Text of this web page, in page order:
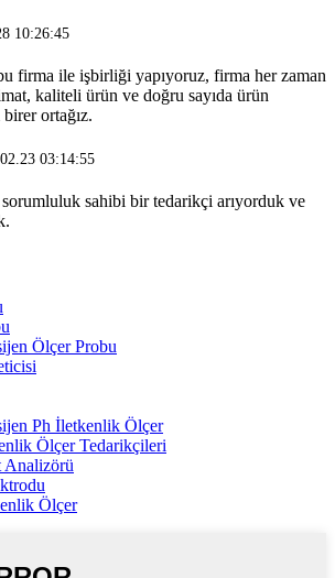
10:26:45
firma ile işbirliği yapıyoruz, firma her zaman
kaliteli ürün ve doğru sayıda ürün
ortağız.
03:14:55
sahibi bir tedarikçi arıyorduk ve
Ölçer Probu
Ph İletkenlik Ölçer
Ölçer Tedarikçileri
Analizörü
Ölçer